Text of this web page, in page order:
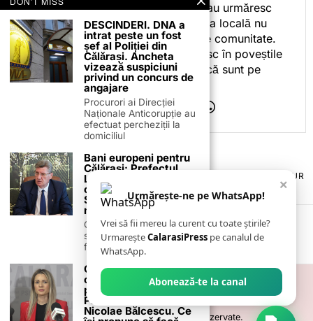
celor care citesc, privesc sau urmăresc
ceea ce fac. Pentru că presa locală nu
este despre mine, ci despre comunitate.
Iar dacă oamenii se regăsesc în poveștile
pe care le spun, înseamnă că sunt pe
drumul bun.
TERMENI ȘI CONDIȚII
POLITICA DE ANULARE & RETUR
PUBLICITATE ONLINE & TIPĂRITĂ
CONTACT
ZIARUL ANUNȚUL CĂLĂRĂȘEAN
2026- Toate drepturile sunt rezervate.
×
Urmărește-ne pe WhatsApp!
Vrei să fii mereu la curent cu toate știrile?
UrmareșteCalarasiPress pe canalul de
WhatsApp.
Abonează-te la canal
DESCINDERI. DNA a
intrat peste un fost
șef al Poliției din
Călărași. Ancheta
vizează suspiciuni
privind un concurs de
angajare
Procurori ai Direcției
Naționale Anticorupție au
efectuat percheziții la
domiciliul
Bani europeni pentru
Călărași: Prefectul
Laurențiu State anunță
colaborarea cu ADR
Sud-Muntenia pentru
noi finanțări
Călărașul se pregătește
să intre pe harta
finanțărilor europene, cu
Georgiana Teodorescu
candidează, din
partea PSD, la
Primăria Comunei
Nicolae Bălcescu. Ce